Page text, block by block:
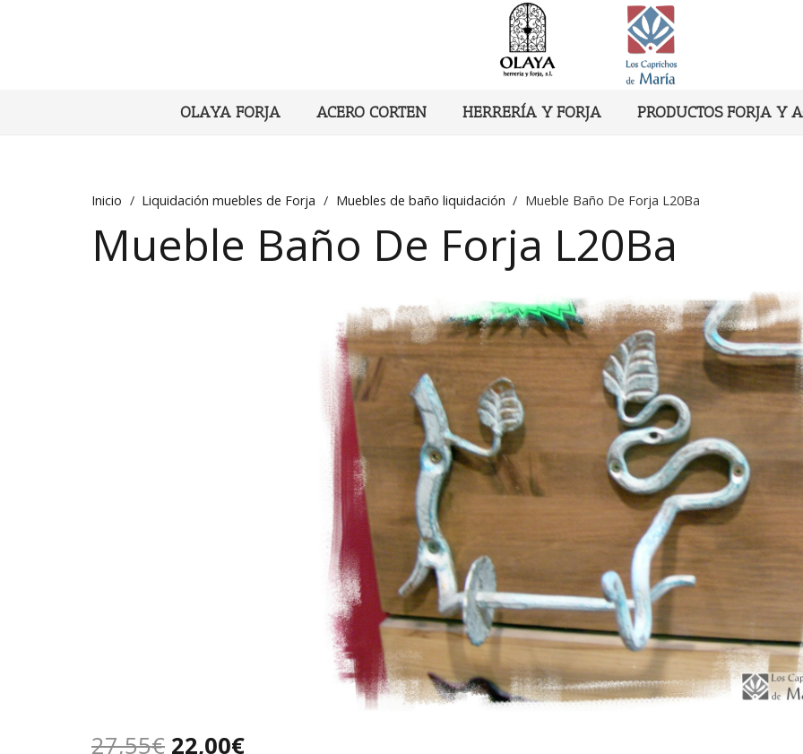
OLAYA FORJA ACERO CORTEN HERRERÍA Y FORJA PRODUCTOS FORJA Y
Inicio / Liquidación muebles de Forja / Muebles de baño liquidación / Mueble Baño De Forja L20Ba
Mueble Baño De Forja L20Ba
27,55€ 22,00€